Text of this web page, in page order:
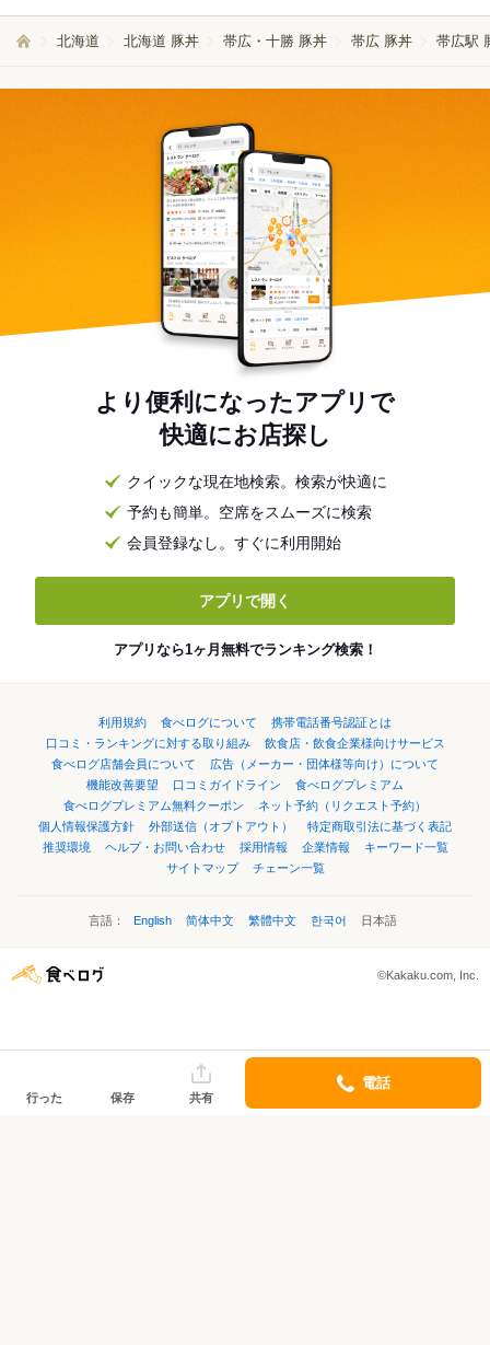
北海道 北海道 豚丼 帯広・十勝 豚丼 帯広 豚丼 帯広駅
より便利になったアプリで
快適にお店探し
クイックな現在地検索。検索が快適に
予約も簡単。空席をスムーズに検索
会員登録なし。すぐに利用開始
アプリで開く
アプリなら1ヶ月無料でランキング検索！
利用規約 食べログについて
携帯電話番号認証とは
口コミ・ランキングに対する取り組み
飲食店・飲食企業様向けサービス
食べログ店舗会員について
広告（メーカー・団体様等向け）について
機能改善要望
口コミガイドライン
食べログプレミアム
食べログプレミアム無料クーポン
ネット予約（リクエスト予約）
個人情報保護方針
外部送信（オプトアウト）
特定商取引法に基づく表記
推奨環境
ヘルプ・お問い合わせ 採用情報 企業情報
キーワード一覧
サイトマップ
チェーン一覧
言語： English 简体中文 繁體中文 한국어 日本語
©Kakaku.com, Inc.
行った 保存 共有
電話